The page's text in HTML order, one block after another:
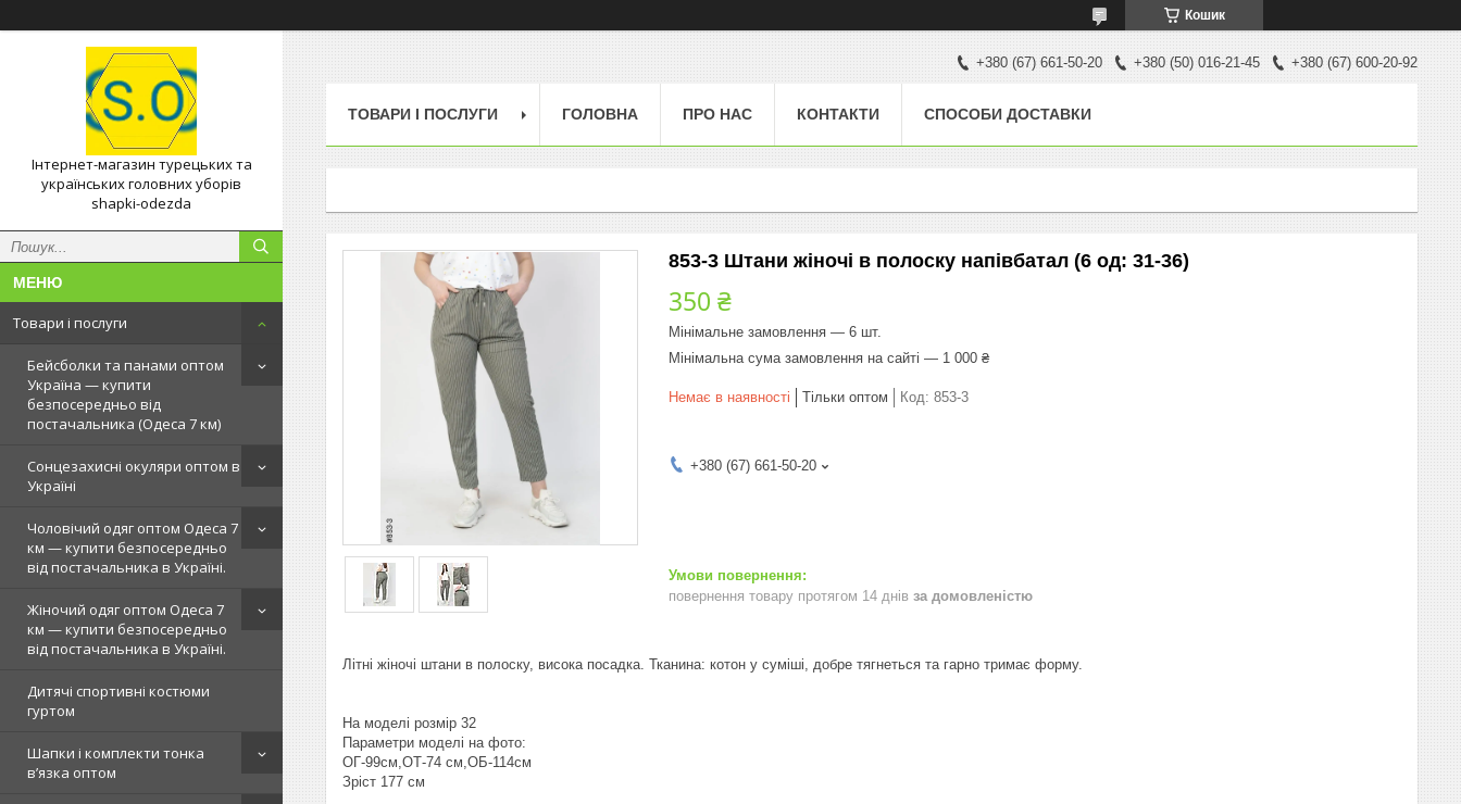
Кошик
Інтернет-магазин турецьких та
українських головних уборів
shapki-odezda
Товари і послуги
Бейсболки та панами оптом
Україна — купити
безпосередньо від
постачальника (Одеса 7 км)
Сонцезахисні окуляри оптом в
Україні
Чоловічий одяг оптом Одеса 7
км — купити безпосередньо
від постачальника в Україні.
Жіночий одяг оптом Одеса 7
км — купити безпосередньо
від постачальника в Україні.
Дитячі спортивні костюми
гуртом
Шапки і комплекти тонка
в’язка оптом
+380 (67) 661-50-20 +380 (50) 016-21-45 +380 (67) 600-20-92
ТОВАРИ І ПОСЛУГИ ГОЛОВНА ПРО НАС КОНТАКТИ СПОСОБИ ДОСТАВКИ
853-3 Штани жіночі в полоску напівбатал (6 од: 31-36)
350 ₴
Мінімальне замовлення — 6 шт.
Мінімальна сума замовлення на сайті — 1 000 ₴
Немає в наявності Тільки оптом Код: 853-3
+380 (67) 661-50-20
повернення товару протягом 14 днів за домовленістю
Літні жіночі штани в полоску, висока посадка. Тканина: котон у суміші, добре тягнеться та гарно тримає форму.
На моделі розмір 32
Параметри моделі на фото:
ОГ-99см,ОТ-74 см,ОБ-114см
Зріст 177 см